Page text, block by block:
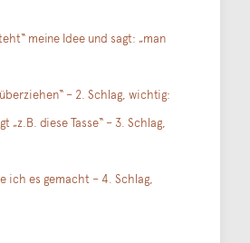
meine Idee und sagt: „man
– 2. Schlag, wichtig:
„z.B. diese Tasse“ – 3. Schlag,
ich es gemacht – 4. Schlag,